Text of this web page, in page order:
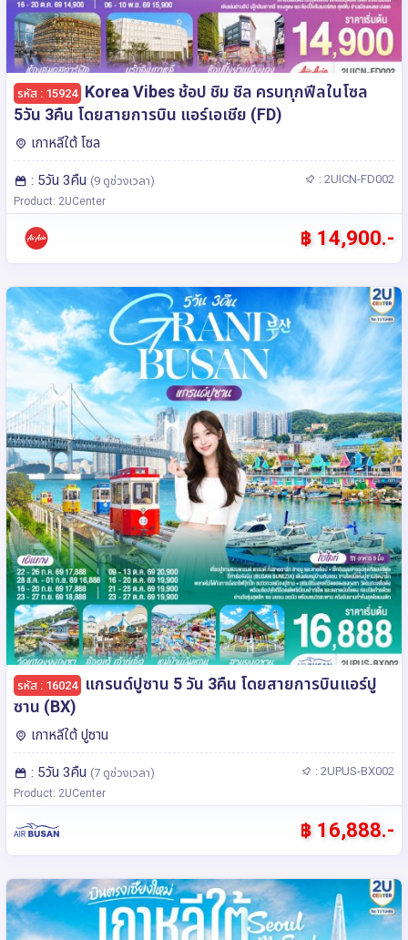
รหัส : 15924 Korea Vibes ช้อป ชิม ชิล ครบทุกฟีลในโซล
5วัน 3คืน โดยสายการบิน แอร์เอเชีย (FD)
เกาหลีใต้ โซล
: 5วัน 3คืน (9 ดูช่วงเวลา) : 2UICN-FD002
Product: 2UCenter
฿ 14,900.-
รหัส : 16024
แกรนด์ปูซาน 5 วัน 3คืน โดยสายการบินแอร์ปู
ซาน (BX)
เกาหลีใต้ ปูซาน
: 5วัน 3คืน (7 ดูช่วงเวลา) : 2UPUS-BX002
Product: 2UCenter
฿ 16,888.-